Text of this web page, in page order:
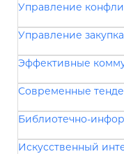
Управление
Управление
Эффективные
Современные
Библиотечно-
Искусственный